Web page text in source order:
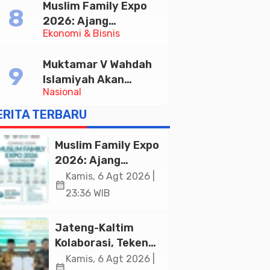
Pelayanan Publik
Ekonomi & Bisnis
Muslim Family Expo
2026: Ajang
Silaturahim dan
Halal di Jakarta
Nasional
Muktamar V Wahdah
Islamiyah Akan
Kukuhkan 10.000
Guru Al-Qur’an di
Masjid Istiqlal
TERBARU
Muslim Family Expo
2026: Ajang
Silaturahim dan
Kebangkitan
Jakarta
calendar_month
Kamis, 6 Agt 2026 |
23:36 WIB
Jateng-Kaltim
Kolaborasi, Teken
19 Kerja Sama
Kamis, 6 Agt 2026 |